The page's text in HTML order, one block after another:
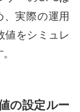
実際の運用
値をシミュレ
の設定ルー